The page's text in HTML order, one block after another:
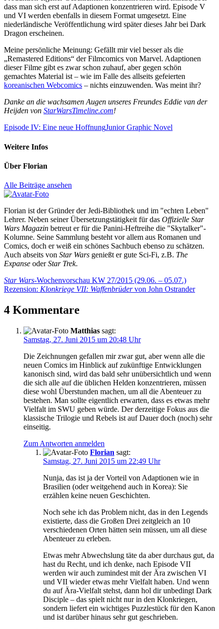
dass man sich erst auf Adaptionen konzentrieren wird. Episode V
und VI werden ebenfalls in diesem Format umgesetzt. Eine
niederländische Veröffentlichung wird später dieses Jahr bei Dark
Dragon erscheinen.
Meine persönliche Meinung: Gefällt mir viel besser als die
„Remastered Editions“ der Filmcomics von Marvel. Adaptionen
dieser Filme gibt es zwar schon zuhauf, aber gegen schön
gemachtes Material ist – wie im Falle des allseits gefeierten
koreanischen Webcomics – nichts einzuwenden. Was meint ihr?
Danke an die wachsamen Augen unseres Freundes Eddie van der
Heijden von StarWarsTimeline.com!
Episode IV: Eine neue HoffnungJunior Graphic Novel
Weitere Infos
Über Florian
Alle Beiträge ansehen
Florian ist der Gründer der Jedi-Bibliothek und im "echten Leben"
Lehrer. Neben seiner Übersetzungstätigkeit für das Offizielle Star
Wars Magazin betreut er für die Panini-Heftreihe die "Skytalker"-
Kolumne. Seine Sammlung besteht vor allem aus Romanen und
Comics, doch er weiß ein schönes Sachbuch ebenso zu schätzen.
Auch abseits von Star Wars genießt er gute Sci-Fi, z.B. The
Expanse oderStar Trek.
Beitragsnavigation
Vorheriger
Beitrag:
Star Wars-Wochenvorschau KW 27/2015 (29.06. – 05.07.)
Nächster
Rezension: Klonkriege VII: Waffenbrüdervon John Ostrander
4 Kommentare
Matthias sagt:
Samstag, 27. Juni 2015 um 20:48 Uhr
Die Zeichnungen gefallen mir zwar gut, aber wenn alle die
neuen Comics im Hinblick auf zukünftige Entwicklungen
kanonisch sind, wird das bald sehr unübersichtlich und wenn
die sich alle auf die üblichen Helden konzentrieren, müssen
diese wohl Überstunden machen, um all die Abenteuer zu
bestehen. Man sollte eigentlich erwarten, dass es etwas mehr
Vielfalt im SWU geben würde. Der derzeitige Fokus aus die
klassische Trilogie und Rebels ist auf Dauer doch (noch) sehr
einseitig.
Zum Antworten anmelden
Florian sagt:
Samstag, 27. Juni 2015 um 22:49 Uhr
Nunja, das ist ja der Vorteil von Adaptionen wie in
Brasilien (oder weitgehend auch in Korea): Sie
erzählen keine neuen Geschichten.
Noch sehe ich das Problem nicht, das in den Legends
existierte, dass die Großen Drei zeitgleich an 10
verschiedenen Orten hätten sein müssen, um all diese
Abenteuer zu erleben.
Etwas mehr Abwechslung täte da aber durchaus gut, da
hast du Recht, und ich denke, nach Episode VII
werden wir auch zumindest mit der Ära zwischen VI
und VII wieder etwas mehr Vielfalt haben. Und wenn
du auf Ära-Vielfalt stehst, dann hol dir unbedingt Dark
Disciple – das spielt nicht nur in den Klonkriegen,
sondern liefert ein wichtiges Puzzlestück für den Kanon
und ist darüber hinaus sehr gut geschrieben.